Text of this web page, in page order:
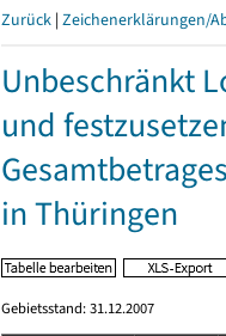
Zurück | Zeichenerklärungen/
Unbeschränkt
und
in Thüringen
Gebietsstand: 31.12.2007